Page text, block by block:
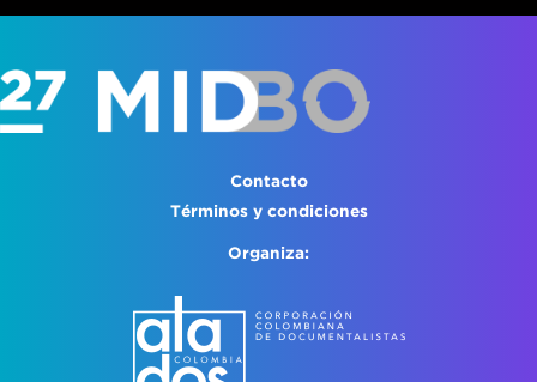
Contacto
Términos y condiciones
Organiza: